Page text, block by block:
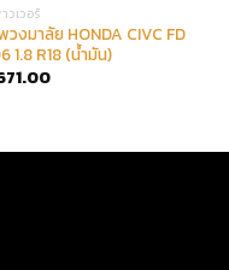
วเวอร์
วงมาลัย HONDA CIVC FD
1.8 R18 (น้ำมัน)